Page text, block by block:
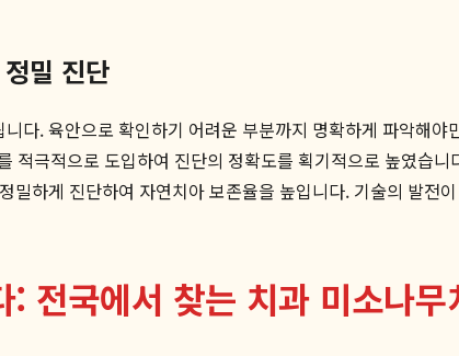
밀 진단
다. 육안으로 확인하기 어려운 부분까지 명확하게 파악해
적극적으로 도입하여 진단의 정확도를 획기적으로 높였습
밀하게 진단하여 자연치아 보존율을 높입니다. 기술의 발
전국에서 찾는 치과 미소나